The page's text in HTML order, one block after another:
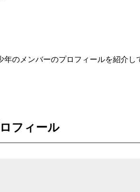
年のメンバーのプロフィールを紹介し
フィール